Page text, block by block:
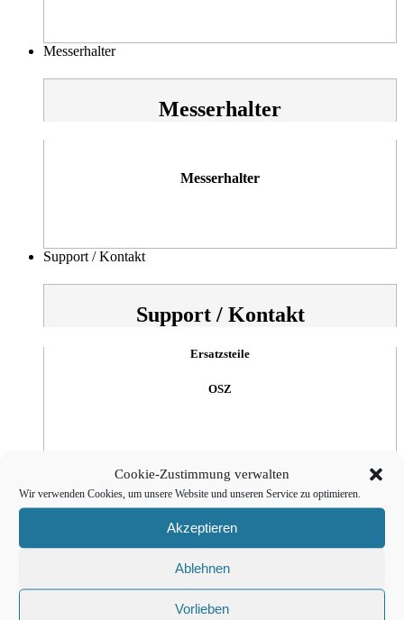
Cookie-Zustimmung verwalten
Wir verwenden Cookies, um unsere Website und unseren Service zu optimieren.
Akzeptieren
Ablehnen
Vorlieben
Messerhalter
Messerhalter
Messerhalter
Support / Kontakt
Support / Kontakt
Ersatzsteile
OSZ
Customer Tickets
Bedienungsanleitung